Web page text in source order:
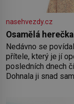
nasehvezdy.cz
Osamělá
Nedávno se
přítele, který je jí
posledních dnech
Dohnala ji snad